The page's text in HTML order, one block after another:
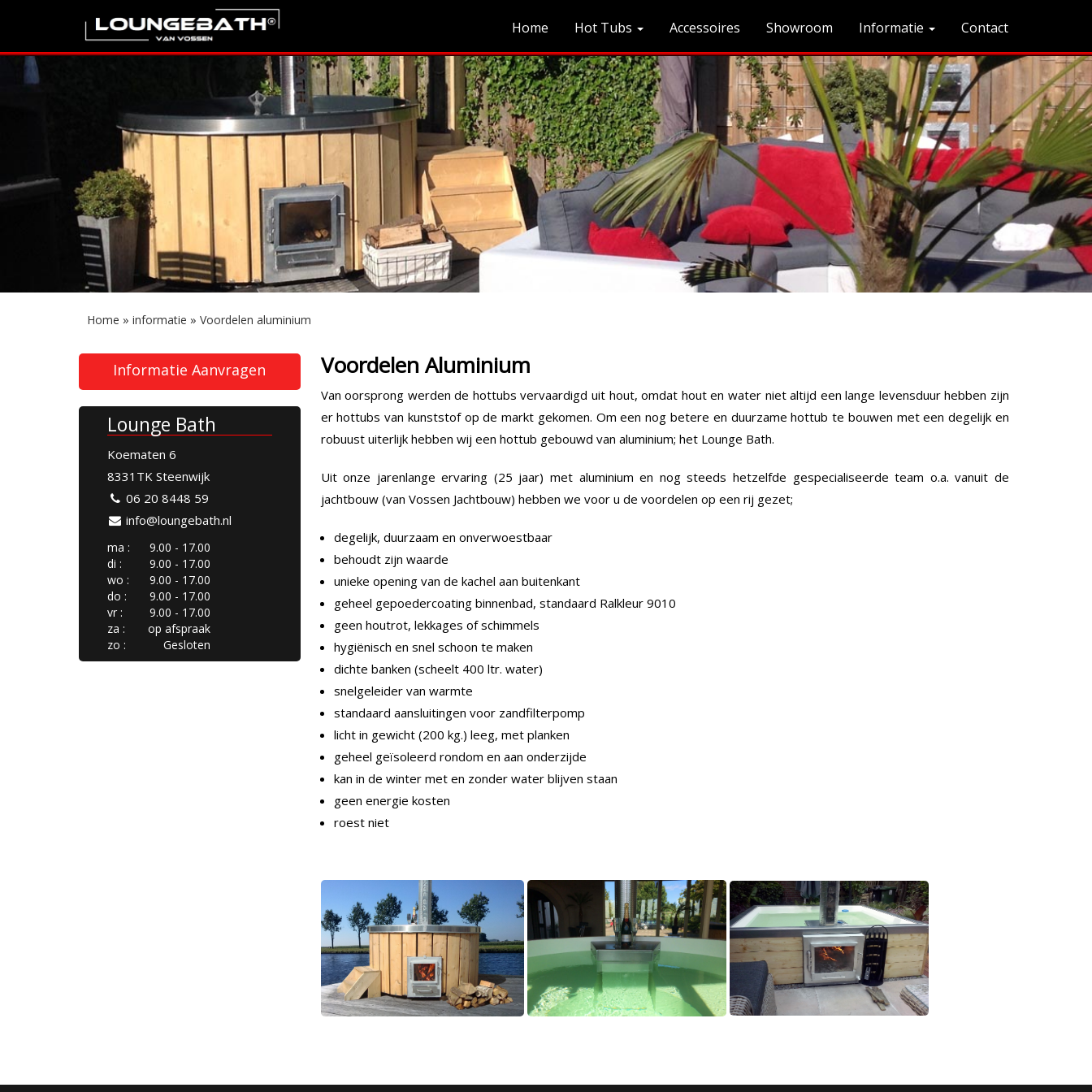
Home Hot Tubs Accessoires Showroom Informatie Contact
Home » informatie » Voordelen aluminium
Informatie Aanvragen
Lounge Bath
Koematen 6
8331TK Steenwijk
06 20 8448 59
info@loungebath.nl
ma :
9.00 - 17.00
di :
9.00 - 17.00
wo :
9.00 - 17.00
do :
9.00 - 17.00
vr :
9.00 - 17.00
za :
op afspraak
zo :
Gesloten
Voordelen Aluminium
Van oorsprong werden de hottubs vervaardigd uit hout, omdat hout en water niet altijd een lange levensduur hebben zijn
er hottubs van kunststof op de markt gekomen. Om een nog betere en duurzame hottub te bouwen met een degelijk en
robuust uiterlijk hebben wij een hottub gebouwd van aluminium; het Lounge Bath.
Uit onze jarenlange ervaring (25 jaar) met aluminium en nog steeds hetzelfde gespecialiseerde team o.a. vanuit de
jachtbouw (van Vossen Jachtbouw) hebben we voor u de voordelen op een rij gezet;
degelijk, duurzaam en onverwoestbaar
behoudt zijn waarde
unieke opening van de kachel aan buitenkant
geheel gepoedercoating binnenbad, standaard Ralkleur 9010
geen houtrot, lekkages of schimmels
hygiënisch en snel schoon te maken
dichte banken (scheelt 400 ltr. water)
snelgeleider van warmte
standaard aansluitingen voor zandfilterpomp
licht in gewicht (200 kg.) leeg, met planken
geheel geïsoleerd rondom en aan onderzijde
kan in de winter met en zonder water blijven staan
geen energie kosten
roest niet